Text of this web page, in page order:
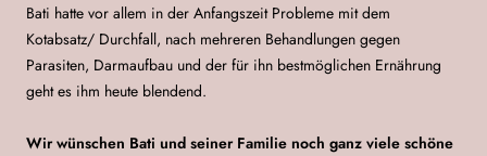
Bati hatte vor allem in der Anfangszeit Probleme mit dem
Kotabsatz/ Durchfall, nach mehreren Behandlungen gegen
Parasiten, Darmaufbau und der für ihn bestmöglichen Ernährung
geht es ihm heute blendend.
Wir wünschen Bati und seiner Familie noch ganz viele schöne